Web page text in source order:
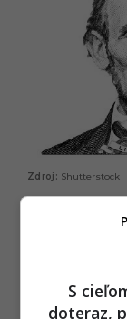
Shutterstock
S
doteraz,